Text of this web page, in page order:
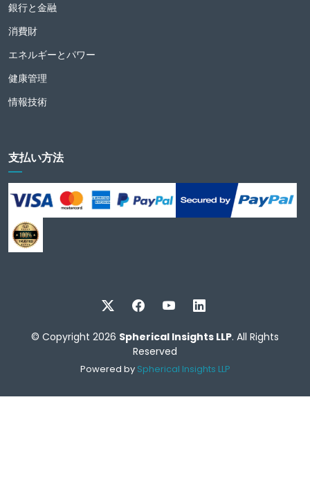
銀行と金融
消費財
エネルギーとパワー
健康管理
情報技術
支払い方法
© Copyright 2026 Spherical Insights LLP. All Rights
Reserved
Powered by Spherical Insights LLP